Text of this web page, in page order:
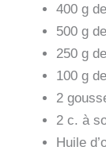
400 g
500 g
250 g
100 g
2
2 c. à
Huile